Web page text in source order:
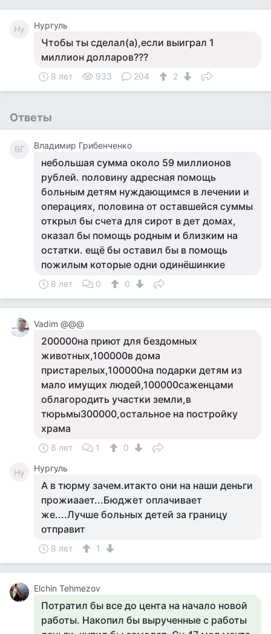
Ну Нургуль
Чтобы ты сделал(а),если выиграл 1
миллион долларов???
8 лет 933 204 2
Ответы
ВГ Владимир Грибенченко
небольшая сумма около 59 миллионов
рублей. половину адресная помощь
больным детям нуждающимся в лечении и
операциях, половина от оставшейся суммы
открыл бы счета для сирот в дет домах,
оказал бы помощь родным и близким на
остатки. ещё бы оставил бы в помощь
пожилым которые одни одинёшинкие
8 лет 0 0
Vadim @@@
200000на приют для бездомных
животных,100000в дома
пристарелых,100000на подарки детям из
мало имущих людей,100000саженцами
облагородить участки земли,в
тюрьмы300000,остальное на постройку
храма
8 лет 1 0
Ну Нургуль
А в тюрму зачем.итакто они на наши деньги
прожиаает...Бюджет оплачивает
же....Лучше больных детей за границу
отправит
8 лет 1
Elchin Tehmezov
Потратил бы все до цента на начало новой
работы. Накопил бы вырученные с работы